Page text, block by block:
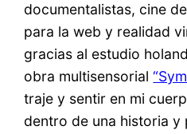
documentalistas, cine
para la web y realidad
gracias al estudio
obra multisensorial
traje y sentir en mi
dentro de una historia y